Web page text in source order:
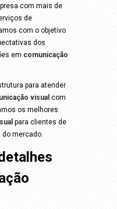
com mais de
de
com o objetivo
dos
em comunicação
para atender
visual com
os melhores
para clientes de
mercado.